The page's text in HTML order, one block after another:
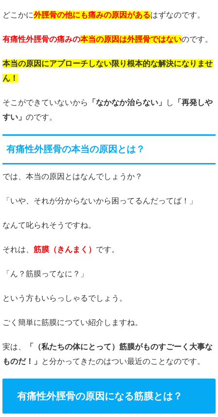
どこかに外脛骨の他にも痛みの原因があるはずなのです。
有痛性外脛骨の痛みの本当の原因は外脛骨ではないのです。
本当の原因にアプローチしない限り根本的な解決になりませ
ん！
そこができていないから 「なかなか治らない」 し
「再発しや
すい」 のです。
有痛性外脛骨の本当の原因とは？
では、本当の原因とはなんでしょうか？
「いや、それが分からないから困ってるんだってば！」
なんて叱られそうですね。
それは、 筋膜（きんまく） です。
「ん？筋膜ってなに？」
という方もいらっしゃるでしょう。
ごく簡単に筋膜につてい紹介しますね。
実は、
「（私たちの体にとって）筋膜がものすごーく大事な
ものだ！」
と分かってきたのはつい最近のことなのです。
有痛性外脛骨の原因になる筋膜とは？